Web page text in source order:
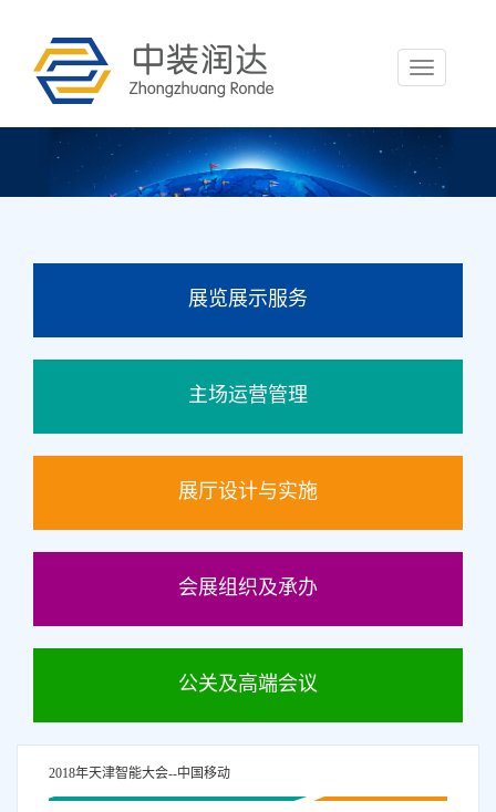
Toggle
展览展示服务
主场运营管理
展厅设计与实施
会展组织及承办
公关及高端会议
2018年天津智能大会--中国移动